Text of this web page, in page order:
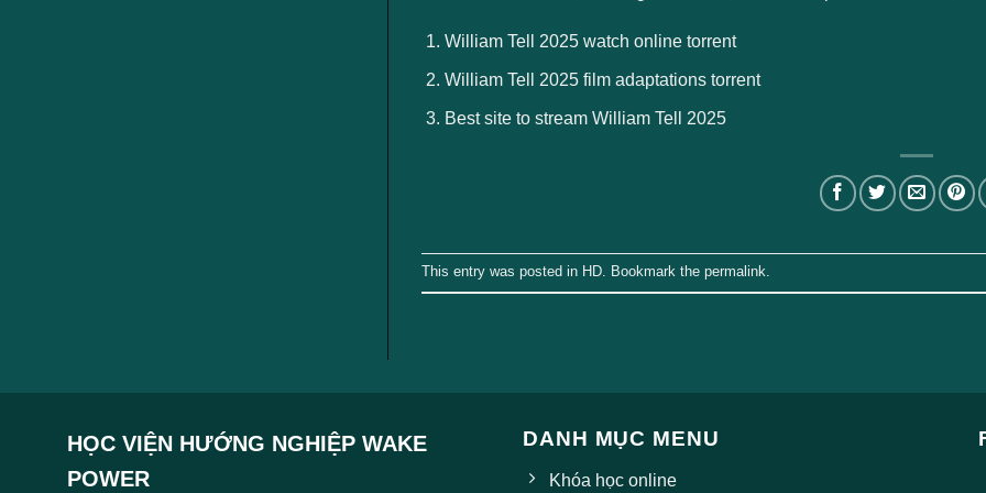
William Tell 2025 watch online torrent
William Tell 2025 film adaptations torrent
Best site to stream William Tell 2025
This entry was posted in HD . Bookmark the permalink
HỌC VIỆN HƯỚNG NGHIỆP WAKE
POWER
DANH MỤC MENU
Khóa học online